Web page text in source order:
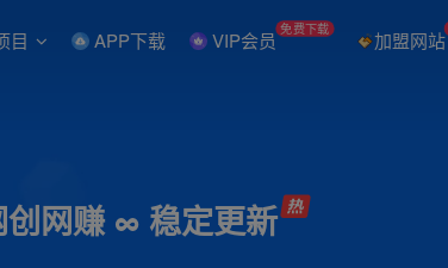
目 APP下载 VIP会员 免费下载 加盟网站
创网赚 ∞ 稳定更新